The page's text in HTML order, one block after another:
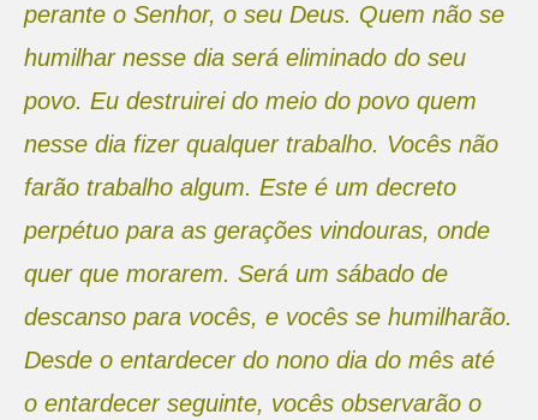
perante o Senhor, o seu Deus. Quem não se
humilhar nesse dia será eliminado do seu
povo. Eu destruirei do meio do povo quem
nesse dia fizer qualquer trabalho. Vocês não
farão trabalho algum. Este é um decreto
perpétuo para as gerações vindouras, onde
quer que morarem. Será um sábado de
descanso para vocês, e vocês se humilharão.
Desde o entardecer do nono dia do mês até
o entardecer seguinte, vocês observarão o